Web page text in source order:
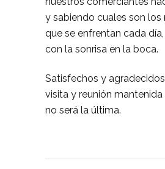
y sabiendo cuales son los
que se enfrentan cada
con la sonrisa en la boca.
Satisfechos y
visita y reunión
no será la última.